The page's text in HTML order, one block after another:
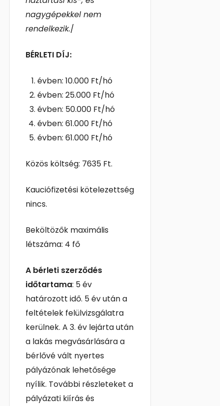
nagygépekkel nem
rendelkezik./
BÉRLETI DÍJ:
évben: 10.000 Ft/hó
évben: 25.000 Ft/hó
évben: 50.000 Ft/hó
évben: 61.000 Ft/hó
évben: 61.000 Ft/hó
Közös költség: 7635 Ft.
Kauciófizetési kötelezettség
nincs.
Beköltözők maximális
létszáma: 4 fő
A bérleti szerződés
időtartama: 5 év
határozott idő. 5 év után a
feltételek felülvizsgálatra
kerülnek. A 3. év lejárta után
a lakás megvásárlására a
bérlővé vált nyertes
pályázónak lehetősége
nyílik. További részleteket a
pályázati kiírás és